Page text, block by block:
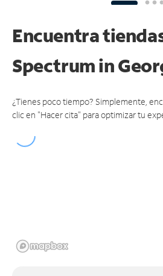
Encuentra
Spectrumin
¿Tienes poco tiempo? Simplemente,
clic en "Hacer cita" para optimizar tu